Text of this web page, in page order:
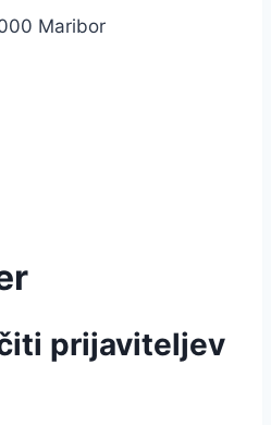
Maribor
prijaviteljev